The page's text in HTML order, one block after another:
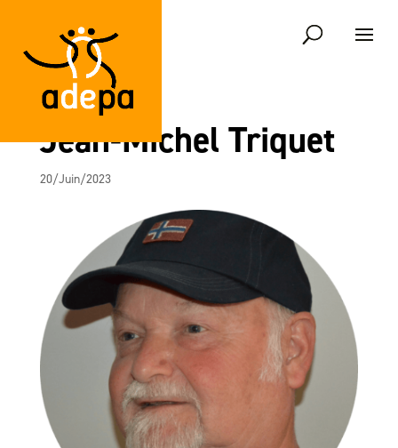
Jean-Michel Triquet
20/Juin/2023